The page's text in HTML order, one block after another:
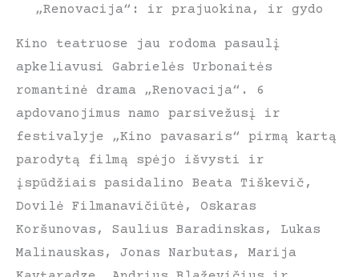
„Renovacija“: ir prajuokina, ir gydo
Kino teatruose jau rodoma pasaulį
apkeliavusi Gabrielės Urbonaitės
romantinė drama „Renovacija“. 6
apdovanojimus namo parsivežusį ir
festivalyje „Kino pavasaris“ pirmą kartą
parodytą filmą spėjo išvysti ir
įspūdžiais pasidalino Beata Tiškevič,
Dovilė Filmanavičiūtė, Oskaras
Koršunovas, Saulius Baradinskas, Lukas
Malinauskas, Jonas Narbutas, Marija